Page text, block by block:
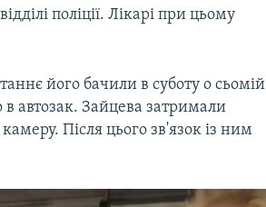
поліції. Лікарі при цьому
його бачили в суботу о сьомій
в автозак. Зайцева затримали
Після цього зв'язок із ним